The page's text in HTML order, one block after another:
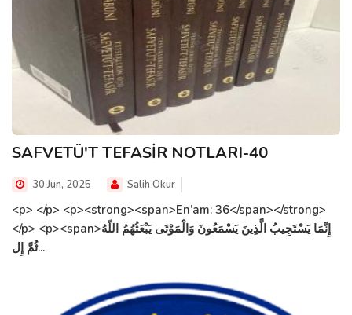
SAFVETÜ'T TEFASİR NOTLARI-40
30 Jun, 2025 Salih Okur
<p> </p> <p><strong><span>En’am: 36</span></strong>
</p> <p><span>إِنَّمَا يَسْتَجِيبُ الَّذِينَ يَسْمَعُونَ وَالْمَوْتَى يَبْعَثُهُمُ اللّهُ
ثُمَّ إِل...